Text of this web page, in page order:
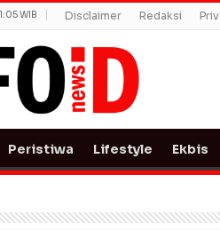
WIB Disclaimer Redaksi
Peristiwa Lifestyle Ekbis